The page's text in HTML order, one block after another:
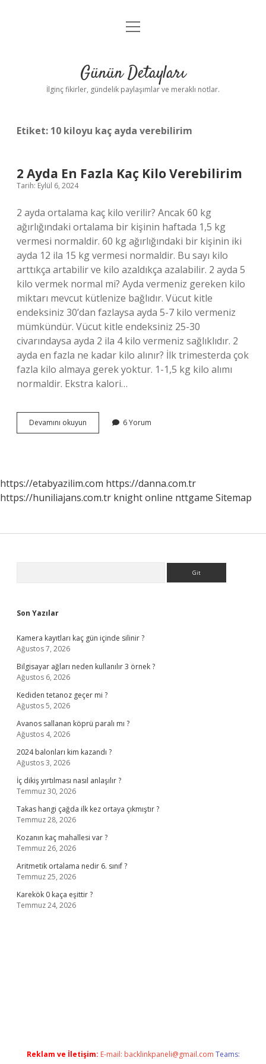
Gizlilik Politikası
Yasal Uyarı
menüyü
Günün Detayları
İlginç fikirler, gündelik paylaşımlar ve meraklı notlar.
Etiket: 10 kiloyu kaç ayda verebilirim
2 Ayda En Fazla Kaç Kilo Verebilirim
Tarih: Eylül 6, 2024
2 ayda ortalama kaç kilo verilir? Ancak 60 kg
ağırlığındaki ortalama bir kişinin haftada 1,5 kg
vermesi normaldir. 60 kg ağırlığındaki bir kişinin iki
ayda 12 ila 15 kg vermesi normaldir. Bu sayı kilo
arttıkça artabilir ve kilo azaldıkça azalabilir. 2 ayda 5
kilo vermek normal mi? Ayda vermeniz gereken kilo
miktarı mevcut kütlenize bağlıdır. Vücut kitle
endeksiniz 30’dan fazlaysa ayda 5-7 kilo vermeniz
mümkündür. Vücut kitle endeksiniz 25-30
civarındaysa ayda 2 ila 4 kilo vermeniz sağlıklıdır. 2
ayda en fazla ne kadar kilo alınır? İlk trimesterda çok
fazla kilo almaya gerek yoktur. 1-1,5 kg kilo alımı
normaldir. Ekstra kalori…
Devamını okuyun
Ayda
Verebilirim
6 Yorum
https://etabyazilim.com https://danna.com.tr
https://huniliajans.com.tr knight online nttgame Sitemap
Son Yazılar
Kamera kayıtları kaç gün içinde silinir ?
Ağustos 7, 2026
Bilgisayar ağları neden kullanılır 3 örnek ?
Ağustos 6, 2026
Kediden tetanoz geçer mi ?
Ağustos 5, 2026
Avanos sallanan köprü paralı mı ?
Ağustos 4, 2026
2024 balonları kim kazandı ?
Ağustos 3, 2026
İç dikiş yırtılması nasıl anlaşılır ?
Temmuz 30, 2026
Takas hangi çağda ilk kez ortaya çıkmıştır ?
Temmuz 28, 2026
Kozanın kaç mahallesi var ?
Temmuz 26, 2026
Aritmetik ortalama nedir 6. sınıf ?
Temmuz 25, 2026
Karekök 0 kaça eşittir ?
Temmuz 24, 2026
Reklam ve İletişim: E-mail: backlinkpaneli@gmail.com Teams: